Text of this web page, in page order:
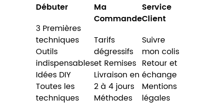
Débuter
3 Premières
techniques
Outils
indispensables
Idées DIY
Toutes les
techniques
Ma
Commande
Tarifs
dégressifs
et Remises
Livraison en
2 à 4 jours
Méthodes
Service
Client
Suivre
mon colis
Retour et
échange
Mentions
légales